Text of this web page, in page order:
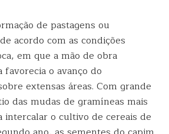
de pastagens ou
acordo com as condições
em que a mão de obra
o avanço do
extensas áreas. Com grande
das mudas de gramíneas mais
intercalar o cultivo de cereais de